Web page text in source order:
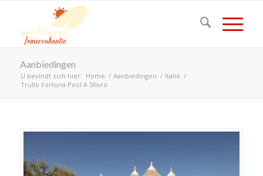
Aanbiedingen
U bevindt zich hier: Home / Aanbiedingen / Italië /
Trullo Fortuna Pool A Sfioro